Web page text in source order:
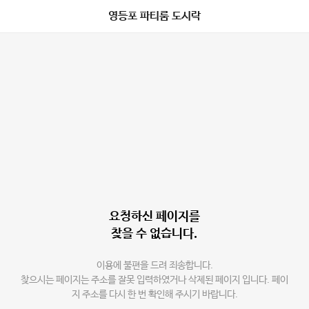
영등포 파티룸 도시락
요청하신 페이지를
찾을 수 없습니다.
이용에 불편을 드려 죄송합니다.
찾으시는 페이지는 주소를 잘못 입력하였거나 삭제된 페이지 입니다. 페이
지 주소를 다시 한 번 확인해 주시기 바랍니다.